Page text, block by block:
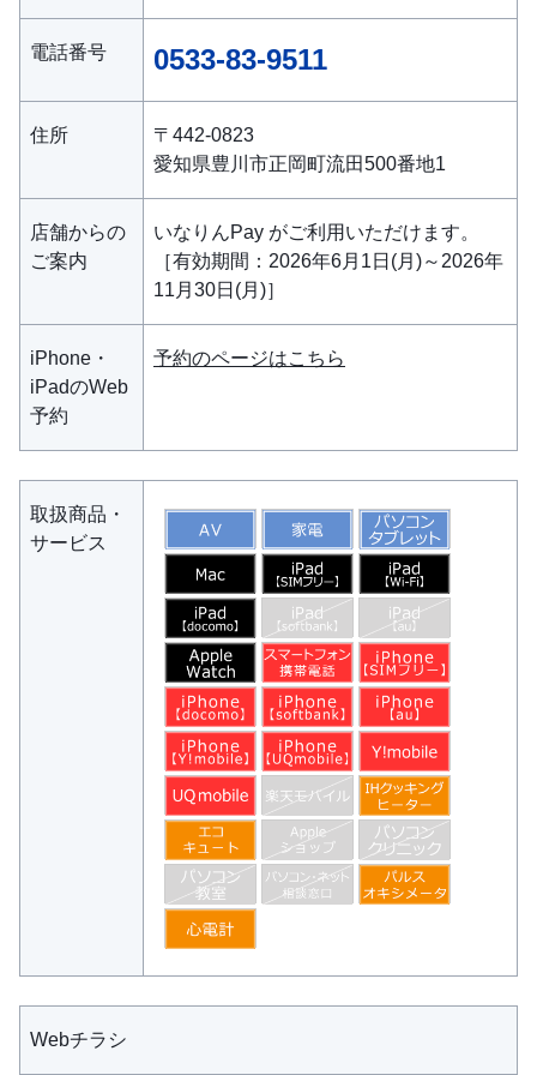
電話番号 0533-83-9511
住所
〒442-0823
愛知県豊川市正岡町流田500番地1
店舗からの
ご案内
いなりんPay がご利用いただけます。
［有効期間：2026年6月1日(月)～2026年
11月30日(月)］
iPhone・
iPadのWeb
予約
予約のページはこちら
取扱商品・
サービス
Webチラシ